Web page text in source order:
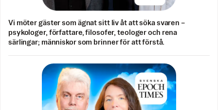
Vi möter gäster som ägnat sitt liv åt att söka svaren –
psykologer, författare, filosofer, teologer och rena
särlingar; människor som brinner för att förstå.